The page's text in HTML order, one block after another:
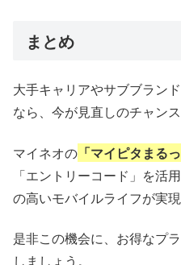
まとめ
大手キャリアやサブブラン
なら、今が見直しのチャンス
マイネオの 「マイピタまる
「エントリーコード」を活
の高いモバイルライフが実現
是非この機会に、お得なプ
しましょう。